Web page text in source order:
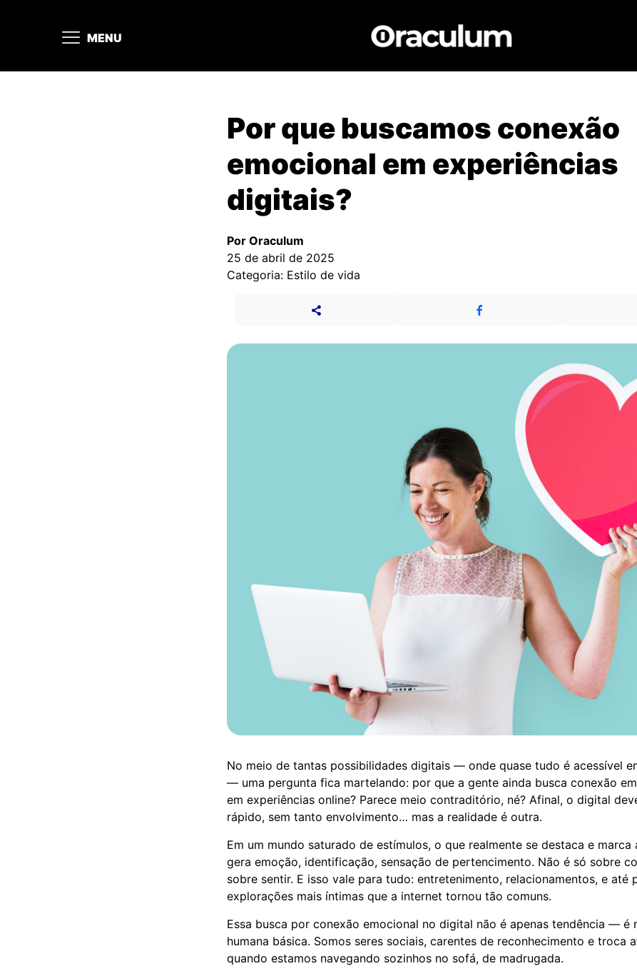
MENU
Por que buscamos conexão
emocional em experiências
digitais?
Por Oraculum
25 de abril de 2025
Categoria: Estilo de vida
No meio de tantas possibilidades digitais — onde quase tudo é acessível
— uma pergunta fica martelando: por que a gente ainda busca conexão
em experiências online? Parece meio contraditório, né? Afinal, o digital
rápido, sem tanto envolvimento… mas a realidade é outra.
Em um mundo saturado de estímulos, o que realmente se destaca e marca
gera emoção, identificação, sensação de pertencimento. Não é só sobre
sobre sentir. E isso vale para tudo: entretenimento, relacionamentos, e até
explorações mais íntimas que a internet tornou tão comuns.
Essa busca por conexão emocional no digital não é apenas tendência — é
humana básica. Somos seres sociais, carentes de reconhecimento e troca
quando estamos navegando sozinhos no sofá, de madrugada.